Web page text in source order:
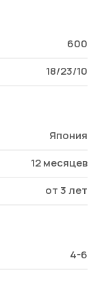
600
18/23/10
Япония
12 месяцев
от 3 лет
4-6